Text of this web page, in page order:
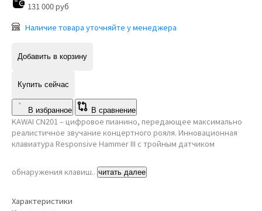
131 000 руб
Наличие товара уточняйте у менеджера
Добавить в корзину
Купить сейчас
В избранное В сравнение
KAWAI CN201 – цифровое пианино, передающее максимально
реалистичное звучание концертного рояля. Инновационная
клавиатура Responsive Hammer III с тройным датчиком
обнаружения клавиш.. читать далее
Характеристики